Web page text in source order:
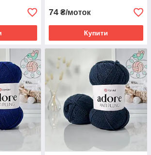
74 ₴/моток
Купити